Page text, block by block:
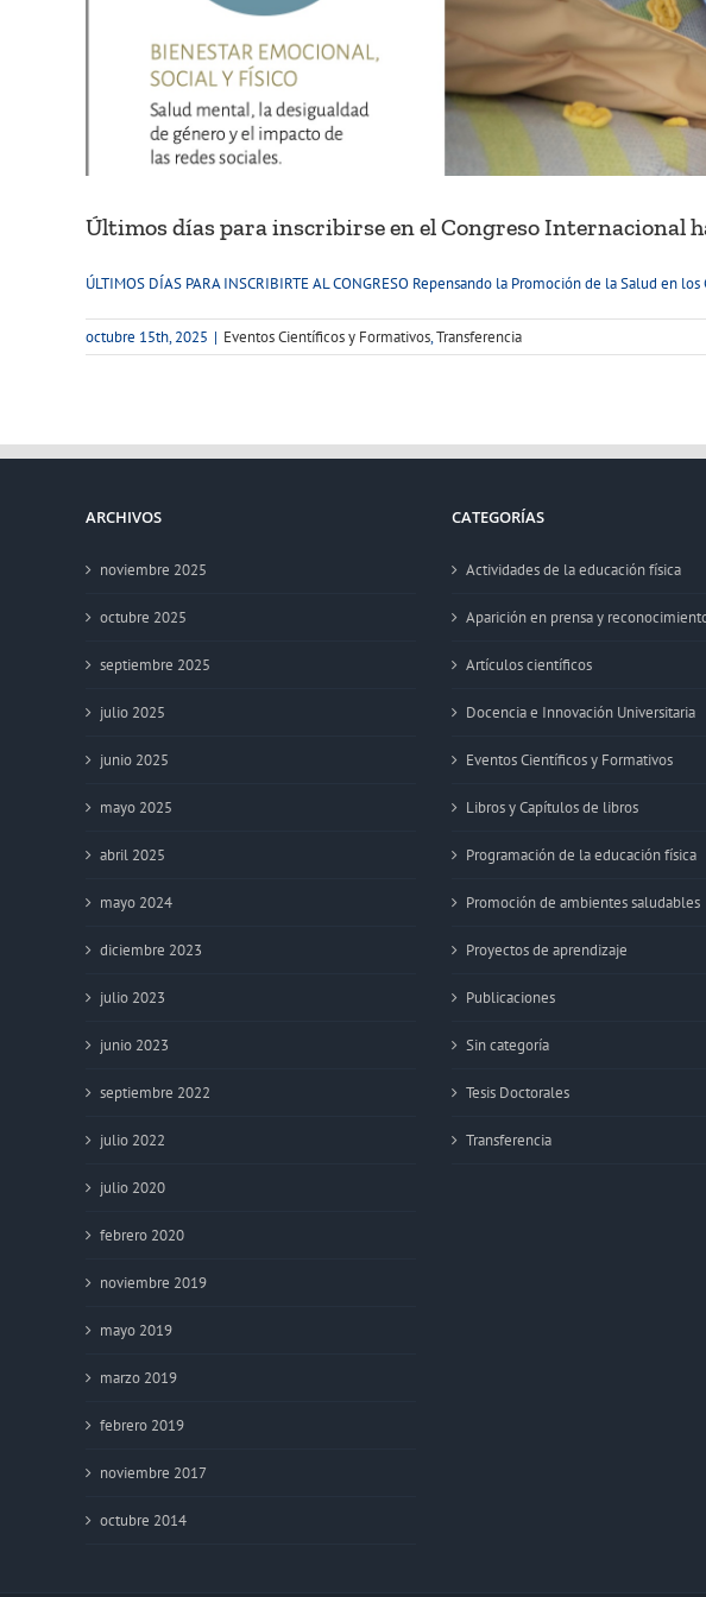
Últimos días para inscribirse en el Congreso Internacional
ÚLTIMOS DÍAS PARA INSCRIBIRTE AL CONGRESO Repensando la Promoción de la Salud en
octubre 15th, 2025 | Eventos Científicos y Formativos,Transferencia
ARCHIVOS
noviembre 2025
octubre 2025
septiembre 2025
julio 2025
junio 2025
mayo 2025
abril 2025
mayo 2024
diciembre 2023
julio 2023
junio 2023
septiembre 2022
julio 2022
julio 2020
febrero 2020
noviembre 2019
mayo 2019
marzo 2019
febrero 2019
noviembre 2017
octubre 2014
CATEGORÍAS
Actividades de la educación física
Aparición en prensa y
Artículos científicos
Docencia e Innovación Universitaria
Eventos Científicos y Formativos
Libros y Capítulos de libros
Programación de la educación física
Promoción de ambientes saludables
Proyectos de aprendizaje
Publicaciones
Sin categoría
Tesis Doctorales
Transferencia